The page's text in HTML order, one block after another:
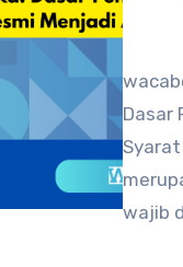
Dasar
Syarat
wajib